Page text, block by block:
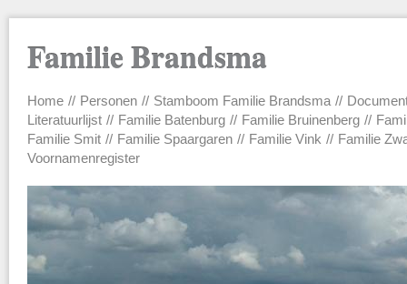
Familie Brandsma
Main menu
Home Personen Stamboom Familie Brandsma
Literatuurlijst
Familie Batenburg Familie Bruinenberg
Familie Smit
Familie Spaargaren Familie Vink
Familie
Voornamenregister